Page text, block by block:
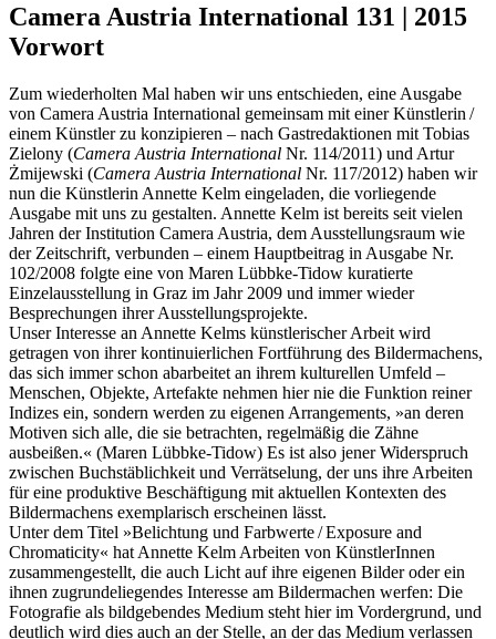
Camera Austria International 131 | 2015
Vorwort
Zum wiederholten Mal haben wir uns entschieden, eine Ausgabe
von Camera Austria International gemeinsam mit einer Künstlerin /
einem Künstler zu konzipieren – nach Gastredaktionen mit Tobias
Zielony (Camera Austria International Nr. 114/2011) und Artur
Żmijewski (Camera Austria International Nr. 117/2012) haben wir
nun die Künstlerin Annette Kelm eingeladen, die vorliegende
Ausgabe mit uns zu gestalten. Annette Kelm ist bereits seit vielen
Jahren der Institution Camera Austria, dem Ausstellungsraum wie
der Zeitschrift, verbunden – einem Hauptbeitrag in Ausgabe Nr.
102/2008 folgte eine von Maren Lübbke-Tidow kuratierte
Einzelausstellung in Graz im Jahr 2009 und immer wieder
Besprechungen ihrer Ausstellungsprojekte.
Unser Interesse an Annette Kelms künstlerischer Arbeit wird
getragen von ihrer kontinuierlichen Fortführung des Bildermachens,
das sich immer schon abarbeitet an ihrem kulturellen Umfeld –
Menschen, Objekte, Artefakte nehmen hier nie die Funktion reiner
Indizes ein, sondern werden zu eigenen Arrangements, »an deren
Motiven sich alle, die sie betrachten, regelmäßig die Zähne
ausbeißen.« (Maren Lübbke-Tidow) Es ist also jener Widerspruch
zwischen Buchstäblichkeit und Verrätselung, der uns ihre Arbeiten
für eine produktive Beschäftigung mit aktuellen Kontexten des
Bildermachens exemplarisch erscheinen lässt.
Unter dem Titel »Belichtung und Farbwerte / Exposure and
Chromaticity« hat Annette Kelm Arbeiten von KünstlerInnen
zusammengestellt, die auch Licht auf ihre eigenen Bilder oder ein
ihnen zugrundeliegendes Interesse am Bildermachen werfen: Die
Fotografie als bildgebendes Medium steht hier im Vordergrund, und
deutlich wird dies auch an der Stelle, an der das Medium verlassen